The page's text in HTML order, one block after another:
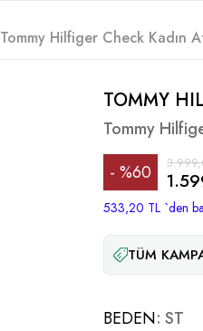
Tommy Hilfiger Check Kadın
TOMMY
Tommy
%60
İndirim
533,20 TL `den
TÜM
BEDEN ST